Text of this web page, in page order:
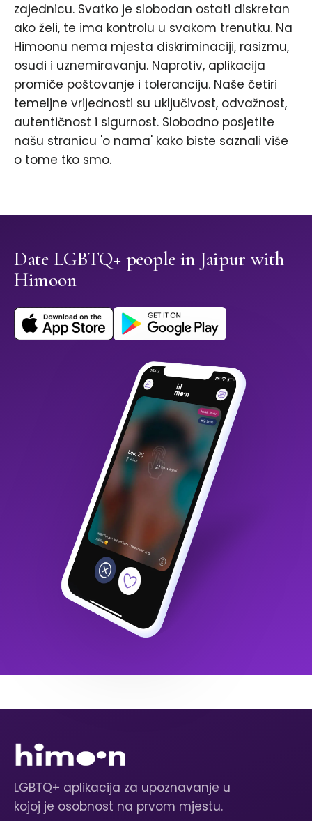
zajednicu. Svatko je slobodan ostati diskretan
ako želi, te ima kontrolu u svakom trenutku. Na
Himoonu nema mjesta diskriminaciji, rasizmu,
osudi i uznemiravanju. Naprotiv, aplikacija
promiče poštovanje i toleranciju. Naše četiri
temeljne vrijednosti su uključivost, odvažnost,
autentičnost i sigurnost. Slobodno posjetite
našu stranicu 'o nama' kako biste saznali više
o tome tko smo.
Date LGBTQ+ people in Jaipur with
Himoon
LGBTQ+ aplikacija za upoznavanje u
kojoj je osobnost na prvom mjestu.